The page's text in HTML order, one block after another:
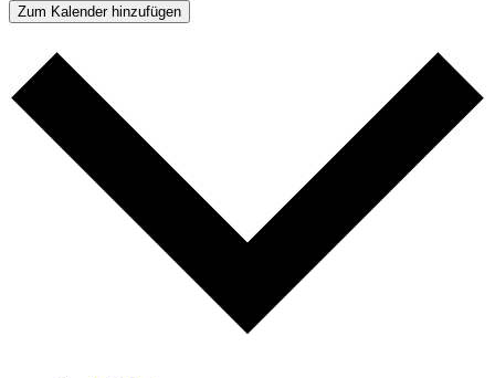
Zum Kalender hinzufügen